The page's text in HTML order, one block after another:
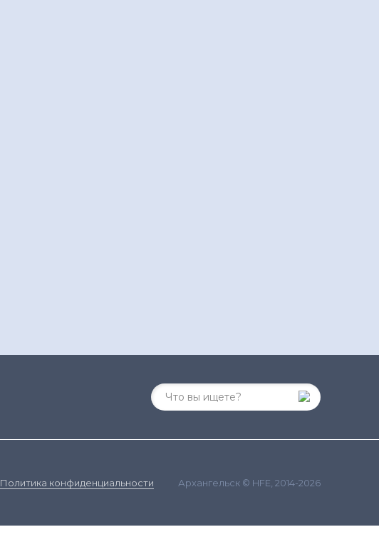
Политика конфиденциальности Архангельск © HFE, 2014-2026